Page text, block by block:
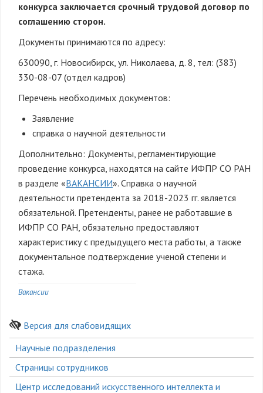
конкурса заключается срочный трудовой договор по
соглашению сторон.
Документы принимаются по адресу:
630090, г. Новосибирск, ул. Николаева, д. 8, тел: (383)
330-08-07 (отдел кадров)
Перечень необходимых документов:
Заявление
справка о научной деятельности
Дополнительно: Документы, регламентирующие
проведение конкурса, находятся на сайте ИФПР СО РАН
в разделе «ВАКАНСИИ». Справка о научной
деятельности претендента за 2018-2023 гг. является
обязательной. Претенденты, ранее не работавшие в
ИФПР СО РАН, обязательно предоставляют
характеристику с предыдущего места работы, а также
документальное подтверждение ученой степени и
стажа.
Вакансии
Версия для слабовидящих
Боковое
меню
Научные подразделения
Страницы сотрудников
Центр исследований искусственного интеллекта и